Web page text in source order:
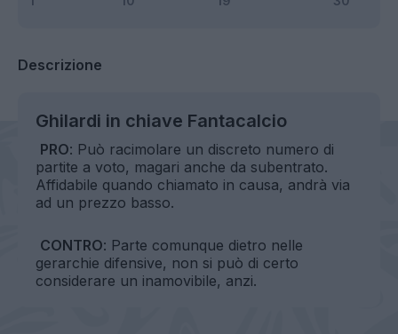
Descrizione
Ghilardi in chiave Fantacalcio
PRO: Può racimolare un discreto numero di
partite a voto, magari anche da subentrato.
Affidabile quando chiamato in causa, andrà via
ad un prezzo basso.
CONTRO: Parte comunque dietro nelle
gerarchie difensive, non si può di certo
considerare un inamovibile, anzi.